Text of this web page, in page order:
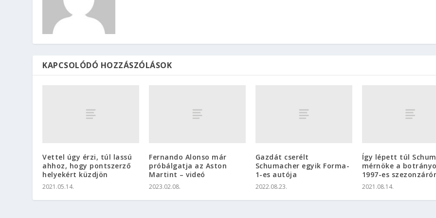
KAPCSOLÓDÓ HOZZÁSZÓLÁSOK
Vettel úgy érzi, túl lassú
ahhoz, hogy pontszerző
helyekért küzdjön
2021.05.14.
Fernando Alonso már
próbálgatja az Aston
Martint – videó
2023.02.08.
Gazdát cserélt
Schumacher egyik Forma-
1-es autója
2022.08.23.
Így lépett túl
mérnöke a
1997-es
2021.08.14.